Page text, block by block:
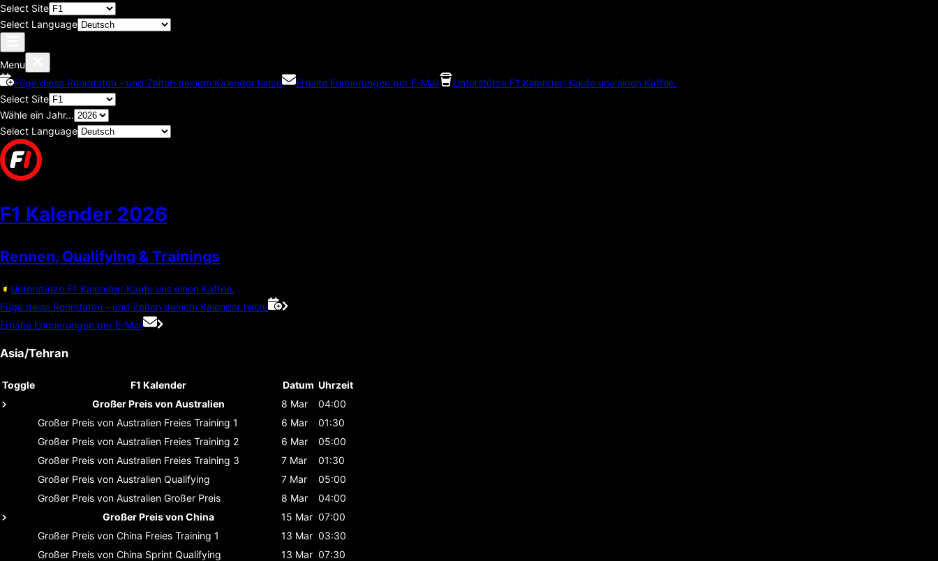
Select Site
Select Language
Menu
Füge diese Renndaten - und Zeiten deinem Kalender hinzu
Erhalte Erinnerungen per E-Mail
Unterstütze F1 Kalender; Kaufe uns einen Kaffee.
Select Site
Wähle ein Jahr...
Select Language
F1 Kalender 2026
Rennen, Qualifying & Trainings
Unterstütze F1 Kalender; Kaufe uns einen Kaffee.
Füge diese Renndaten - und Zeiten deinem Kalender hinzu
Erhalte Erinnerungen per E-Mail
Asia/Tehran
Toggle F1 Kalender Datum Uhrzeit
Großer Preis von Australien
8 Mar
04:00
Großer Preis von Australien Freies Training 1 6 Mar
01:30
Großer Preis von Australien Freies Training 2 6 Mar
05:00
Großer Preis von Australien Freies Training 3 7 Mar
01:30
Großer Preis von Australien Qualifying 7 Mar
05:00
Großer Preis von Australien Großer Preis 8 Mar
04:00
Großer Preis von China
15 Mar 07:00
Großer Preis von China Freies Training 1 13 Mar 03:30
Großer Preis von China Sprint Qualifying 13 Mar 07:30